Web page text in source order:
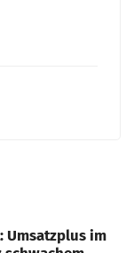
Umsatzplus im